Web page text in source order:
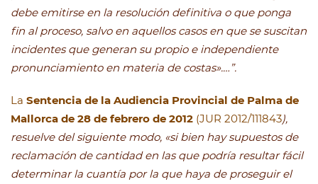
debe emitirse en la resolución definitiva o que ponga
fin al proceso, salvo en aquellos casos en que se suscitan
incidentes que generan su propio e independiente
pronunciamiento en materia de costas».…”.
La Sentencia de la Audiencia Provincial de Palma de
Mallorca de 28 de febrero de 2012 (JUR 2012/111843),
resuelve del siguiente modo, «si bien hay supuestos de
reclamación de cantidad en las que podría resultar fácil
determinar la cuantía por la que haya de proseguir el